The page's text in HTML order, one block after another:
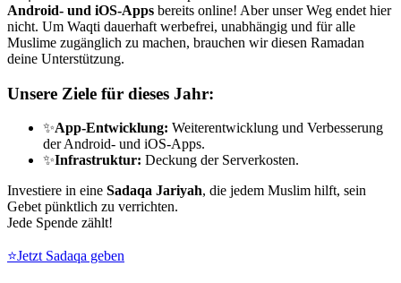
Android- und iOS-Apps bereits online! Aber unser Weg endet hier
nicht. Um Waqti dauerhaft werbefrei, unabhängig und für alle
Muslime zugänglich zu machen, brauchen wir diesen Ramadan
deine Unterstützung.
Unsere Ziele für dieses Jahr:
✨App-Entwicklung: Weiterentwicklung und Verbesserung
der Android- und iOS-Apps.
✨Infrastruktur: Deckung der Serverkosten.
Investiere in eine Sadaqa Jariyah, die jedem Muslim hilft, sein
Gebet pünktlich zu verrichten.
Jede Spende zählt!
⭐Jetzt Sadaqa geben